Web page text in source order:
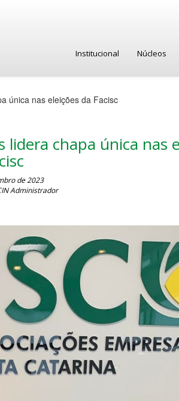
Institucional Núcleos
única nas eleições da Facisc
chapa única nas
de 2023
Administrador